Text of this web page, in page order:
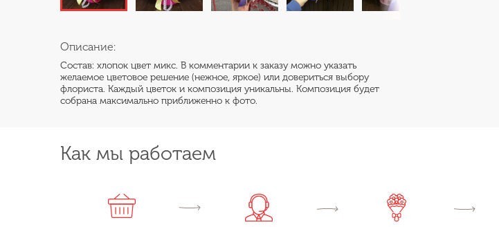
Описание:
Состав: хлопок цвет микс. В комментарии к заказу можно указать
желаемое цветовое решение (нежное, яркое) или довериться выбору
флориста. Каждый цветок и композиция уникальны. Композиция будет
собрана максимально приближенно к фото.
Как мы работаем